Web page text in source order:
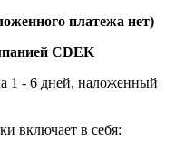
платежа нет)
CDEK
1 - 6 дней, наложенный
включает в себя: